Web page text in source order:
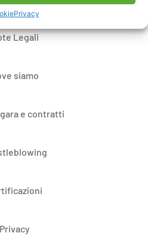
Privacy
Legali
siamo
e contratti
Privacy